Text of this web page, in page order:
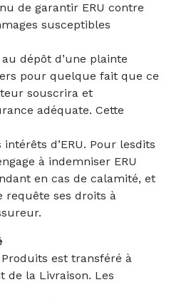
de garantir ERU contre
susceptibles
dépôt d’une plainte
pour quelque fait que ce
souscrira et
adéquate. Cette
d’ERU. Pour lesdits
à indemniser ERU
en cas de calamité, et
ses droits à
est transféré à
de la Livraison. Les